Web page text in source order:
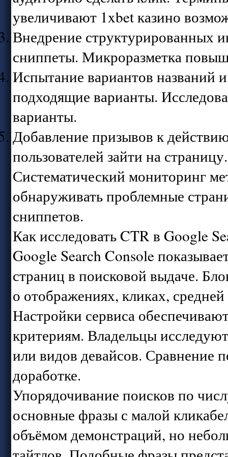
увеличивают 1xbet казино
Внедрение структурированных
сниппеты. Микроразметка
Испытание вариантов названий
подходящие варианты.
варианты.
Добавление призывов к
пользователей зайти на
Систематический мониторинг
обнаруживать проблемные
сниппетов.
Как исследовать CTR в Google
Google Search Console
страниц в поисковой выдаче.
о отображениях, кликах,
Настройки сервиса
критериям. Владельцы
или видов девайсов. Сравнение
доработке.
Упорядочивание поисков по
основные фразы с малой
объёмом демонстраций, но